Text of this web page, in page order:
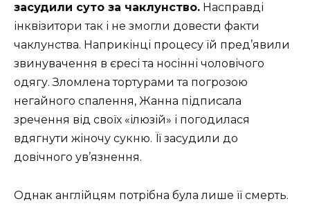
засудили суто за чаклунство. Насправді
інквізитори так і не змогли довести факти
чаклунства. Наприкінці процесу їй пред’явили
звинувачення в єресі та носінні чоловічого
одягу. Зломлена тортурами та погрозою
негайного спалення, Жанна підписала
зречення від своїх «ілюзій» і погодилася
вдягнути жіночу сукню. Її засудили до
довічного ув’язнення.
Однак англійцям потрібна була лише її смерть.